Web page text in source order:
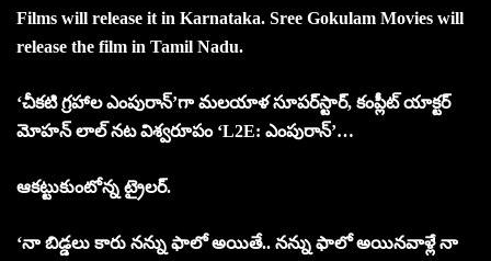
Films will release it in Karnataka. Sree Gokulam Movies will
release the film in Tamil Nadu.
‘చీక‌టి గ్ర‌హాల ఎంపురాన్‌’గా మ‌ల‌యాళ సూప‌ర్‌స్టార్‌, కంప్లీట్ యాక్ట‌ర్
మోహ‌న్ లాల్ న‌ట విశ్వ‌రూపం ‘L2E: ఎంపురాన్’…
ఆక‌ట్టుకుంటోన్న ట్రైల‌ర్‌.
‘నా బిడ్డ‌లు కారు న‌న్ను ఫాలో అయితే.. న‌న్ను ఫాలో అయిన‌వాళ్లే నా